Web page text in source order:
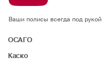
Ваши полисы всегда под рукой
ОСАГО
Каско